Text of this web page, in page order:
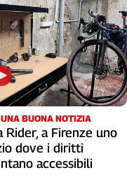
UNA BUONA NOTIZIA
Rider, a Firenze uno
dove i diritti
accessibili